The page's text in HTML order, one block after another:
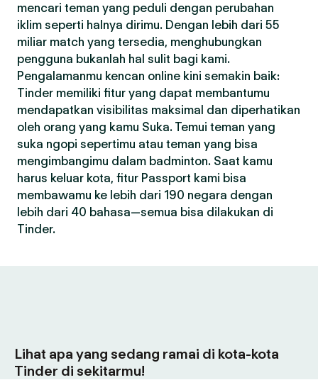
mencari teman yang peduli dengan perubahan
iklim seperti halnya dirimu. Dengan lebih dari 55
miliar match yang tersedia, menghubungkan
pengguna bukanlah hal sulit bagi kami.
Pengalamanmu kencan online kini semakin baik:
Tinder memiliki fitur yang dapat membantumu
mendapatkan visibilitas maksimal dan diperhatikan
oleh orang yang kamu Suka. Temui teman yang
suka ngopi sepertimu atau teman yang bisa
mengimbangimu dalam badminton. Saat kamu
harus keluar kota, fitur Passport kami bisa
membawamu ke lebih dari 190 negara dengan
lebih dari 40 bahasa—semua bisa dilakukan di
Tinder.
Lihat apa yang sedang ramai di kota-kota
Tinder di sekitarmu!